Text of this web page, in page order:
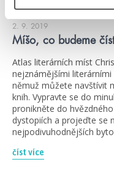
2. 9. 2019
Míšo, co budeme
Atlas literárních míst
nejznámějšími
němuž můžete navštívit
knih. Vypravte se do
pronikněte do
dystopiích a projeďte se
nejpodivuhodnějších
číst více